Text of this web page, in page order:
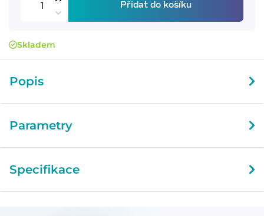
Přidat do košíku
Skladem
Popis
Parametry
Specifikace